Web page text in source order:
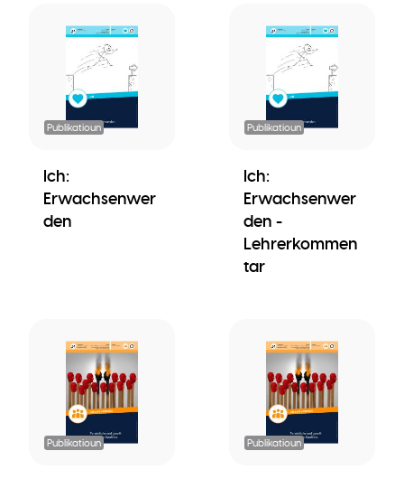
Publikatioun
Ich:
Erwachsenwer
den
Publikatioun
Ich:
Erwachsenwer
den -
Lehrerkommen
tar
Publikatioun Publikatioun